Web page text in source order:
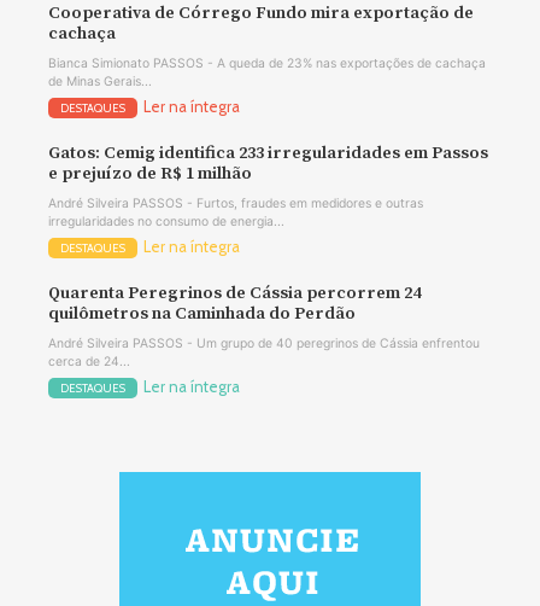
Cooperativa de Córrego Fundo mira exportação de
cachaça
Bianca Simionato PASSOS - A queda de 23% nas exportações de cachaça
de Minas Gerais...
DESTAQUES Ler na íntegra
Gatos: Cemig identifica 233 irregularidades em Passos
e prejuízo de R$ 1 milhão
André Silveira PASSOS - Furtos, fraudes em medidores e outras
irregularidades no consumo de energia...
DESTAQUES Ler na íntegra
Quarenta Peregrinos de Cássia percorrem 24
quilômetros na Caminhada do Perdão
André Silveira PASSOS - Um grupo de 40 peregrinos de Cássia enfrentou
cerca de 24...
DESTAQUES Ler na íntegra